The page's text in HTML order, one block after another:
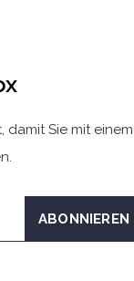
Sie mit einem